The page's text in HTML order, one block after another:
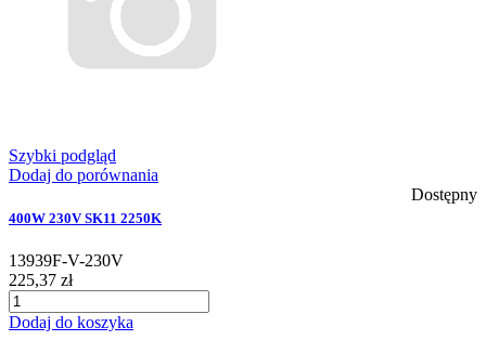
Szybki podgląd
Dodaj do porównania
Dostępny
400W 230V SK11 2250K
13939F-V-230V
225,37 zł
Dodaj do koszyka